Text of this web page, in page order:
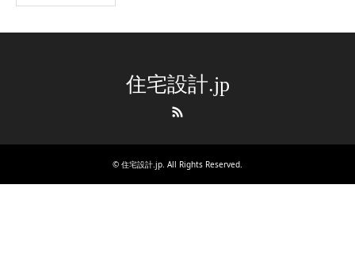
住宅設計.jp
© 住宅設計.jp. All Rights Reserved.